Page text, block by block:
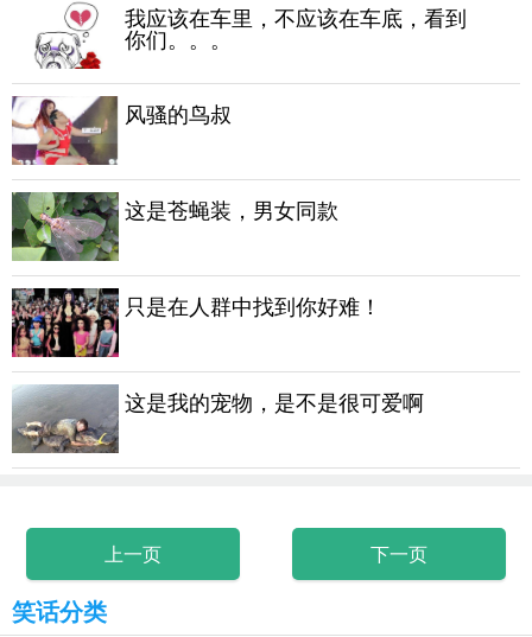
我应该在车里，不应该在车底，看到
你们。。。
风骚的鸟叔
这是苍蝇装，男女同款
只是在人群中找到你好难！
这是我的宠物，是不是很可爱啊
上一页 下一页
笑话分类